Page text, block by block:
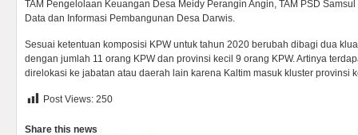
TAM Pengelolaan Keuangan Desa Meidy Perangin Angin, TAM PSD
Data dan Informasi Pembangunan Desa Darwis.
Sesuai ketentuan komposisi KPW untuk tahun 2020 berubah dibagi dua
dengan jumlah 11 orang KPW dan provinsi kecil 9 orang KPW. Artinya
direlokasi ke jabatan atau daerah lain karena Kaltim masuk kluster provinsi
Post Views: 250
Share this news